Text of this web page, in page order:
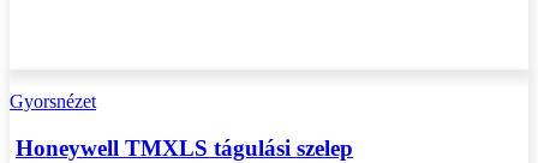
Gyorsnézet
Honeywell TMXLS tágulási szelep